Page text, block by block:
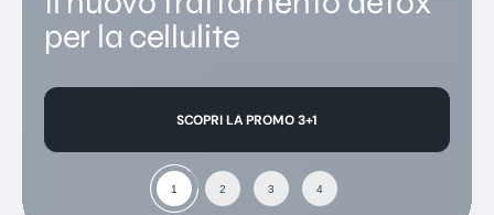
per la cellulite
SCOPRI LA PROMO 3+1